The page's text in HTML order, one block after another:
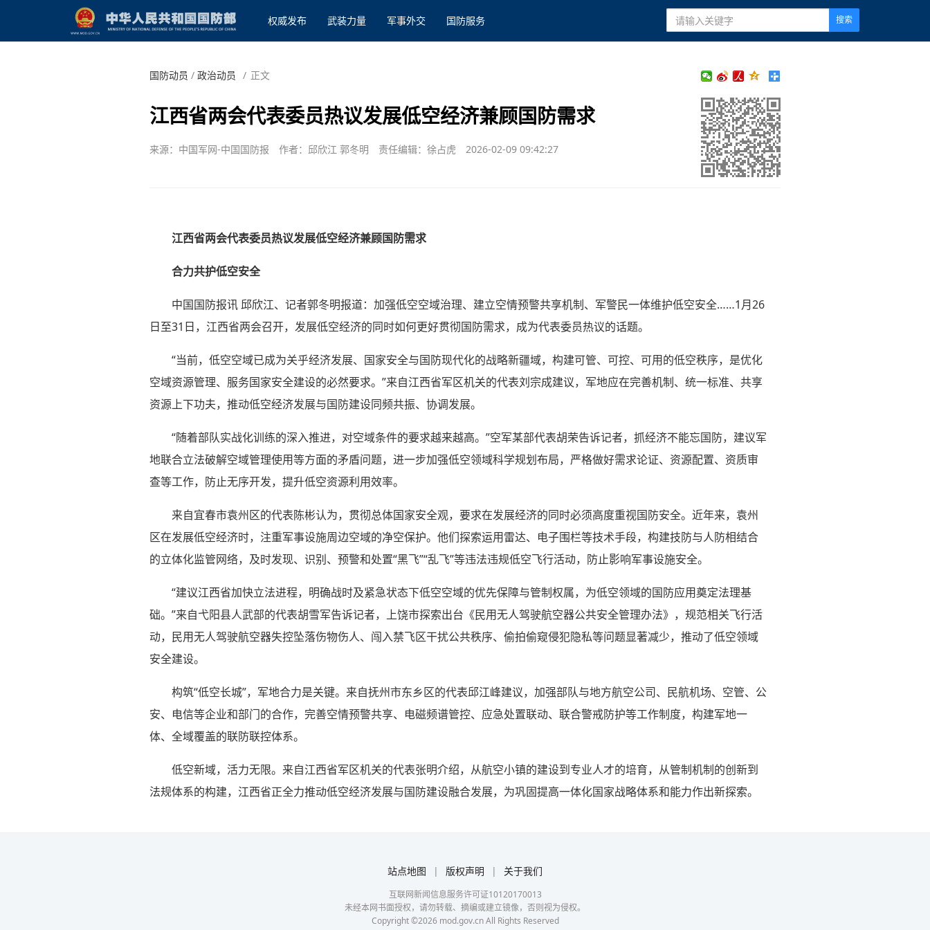
权威发布 武装力量 军事外交 国防服务 搜索
国防动员 / 政治动员 / 正文
江西省两会代表委员热议发展低空经济兼顾国防需求
来源：中国军网-中国国防报 作者：邱欣江 郭冬明 责任编辑：徐占虎 2026-02-09 09:42:27
江西省两会代表委员热议发展低空经济兼顾国防需求
合力共护低空安全
中国国防报讯 邱欣江、记者郭冬明报道：加强低空空域治理、建立空情预警共享机制、军警民一体维护低空安全……1月26
日至31日，江西省两会召开，发展低空经济的同时如何更好贯彻国防需求，成为代表委员热议的话题。
“当前，低空空域已成为关乎经济发展、国家安全与国防现代化的战略新疆域，构建可管、可控、可用的低空秩序，是优化
空域资源管理、服务国家安全建设的必然要求。”来自江西省军区机关的代表刘宗成建议，军地应在完善机制、统一标准、共享
资源上下功夫，推动低空经济发展与国防建设同频共振、协调发展。
“随着部队实战化训练的深入推进，对空域条件的要求越来越高。”空军某部代表胡荣告诉记者，抓经济不能忘国防，建议军
地联合立法破解空域管理使用等方面的矛盾问题，进一步加强低空领域科学规划布局，严格做好需求论证、资源配置、资质审
查等工作，防止无序开发，提升低空资源利用效率。
来自宜春市袁州区的代表陈彬认为，贯彻总体国家安全观，要求在发展经济的同时必须高度重视国防安全。近年来，袁州
区在发展低空经济时，注重军事设施周边空域的净空保护。他们探索运用雷达、电子围栏等技术手段，构建技防与人防相结合
的立体化监管网络，及时发现、识别、预警和处置“黑飞”“乱飞”等违法违规低空飞行活动，防止影响军事设施安全。
“建议江西省加快立法进程，明确战时及紧急状态下低空空域的优先保障与管制权属，为低空领域的国防应用奠定法理基
础。”来自弋阳县人武部的代表胡雪军告诉记者，上饶市探索出台《民用无人驾驶航空器公共安全管理办法》，规范相关飞行活
动，民用无人驾驶航空器失控坠落伤物伤人、闯入禁飞区干扰公共秩序、偷拍偷窥侵犯隐私等问题显著减少，推动了低空领域
安全建设。
构筑“低空长城”，军地合力是关键。来自抚州市东乡区的代表邱江峰建议，加强部队与地方航空公司、民航机场、空管、公
安、电信等企业和部门的合作，完善空情预警共享、电磁频谱管控、应急处置联动、联合警戒防护等工作制度，构建军地一
体、全域覆盖的联防联控体系。
低空新域，活力无限。来自江西省军区机关的代表张明介绍，从航空小镇的建设到专业人才的培育，从管制机制的创新到
法规体系的构建，江西省正全力推动低空经济发展与国防建设融合发展，为巩固提高一体化国家战略体系和能力作出新探索。
站点地图 | 版权声明 | 关于我们
互联网新闻信息服务许可证10120170013
未经本网书面授权，请勿转载、摘编或建立镜像，否则视为侵权。
Copyright ©2026mod.gov.cn All Rights Reserved